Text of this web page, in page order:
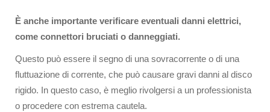
È anche importante verificare eventuali danni elettrici,
come connettori bruciati o danneggiati.
Questo può essere il segno di una sovracorrente o di una
fluttuazione di corrente, che può causare gravi danni al disco
rigido. In questo caso, è meglio rivolgersi a un professionista
o procedere con estrema cautela.